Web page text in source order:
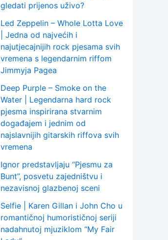
gledati prijenos uživo?
Led Zeppelin – Whole Lotta Love
| Jedna od najvećih i
najutjecajnijih rock pjesama svih
vremena s legendarnim riffom
Jimmyja Pagea
Deep Purple – Smoke on the
Water | Legendarna hard rock
pjesma inspirirana stvarnim
događajem i jednim od
najslavnijih gitarskih riffova svih
vremena
Ignor predstavljaju “Pjesmu za
Bunt”, posvetu zajedništvu i
nezavisnoj glazbenoj sceni
Selfie | Karen Gillan i John Cho u
romantičnoj humorističnoj seriji
nadahnutoj mjuziklom “My Fair